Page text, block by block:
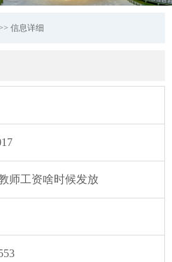
信息详细
师工资啥时候发放